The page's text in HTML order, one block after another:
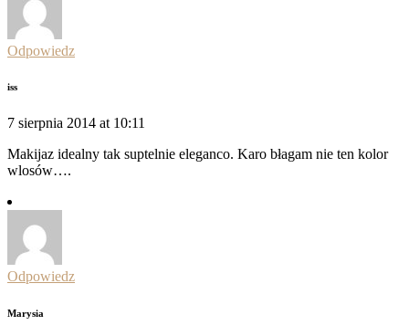
Odpowiedz
iss
7 sierpnia 2014 at 10:11
Makijaz idealny tak suptelnie eleganco. Karo błagam nie ten kolor
wlosów….
Odpowiedz
Marysia